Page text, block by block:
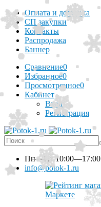
Оплата и доставка
СП закупки
Контакты
Распродажа
Баннер
Сравнение0
Избранное0
Просмотренное0
Кабинет
Вход
Регистрация
Пн—Пт10:00—17:00
info@potok-1.ru